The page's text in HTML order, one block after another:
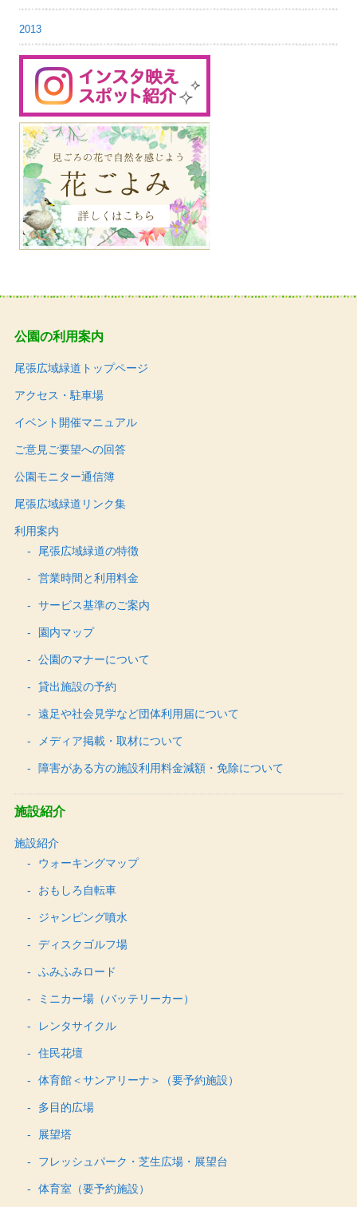
2013
公園の利用案内
尾張広域緑道トップページ
アクセス・駐車場
イベント開催マニュアル
ご意見ご要望への回答
公園モニター通信簿
尾張広域緑道リンク集
利用案内
尾張広域緑道の特徴
営業時間と利用料金
サービス基準のご案内
園内マップ
公園のマナーについて
貸出施設の予約
遠足や社会見学など団体利用届について
メディア掲載・取材について
障害がある方の施設利用料金減額・免除について
施設紹介
施設紹介
ウォーキングマップ
おもしろ自転車
ジャンピング噴水
ディスクゴルフ場
ふみふみロード
ミニカー場（バッテリーカー）
レンタサイクル
住民花壇
体育館＜サンアリーナ＞（要予約施設）
多目的広場
展望塔
フレッシュパーク・芝生広場・展望台
体育室（要予約施設）